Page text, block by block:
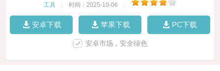
工具 时间：2025-10-06
安卓下载 苹果下载 PC下载
安卓市场，安全绿色